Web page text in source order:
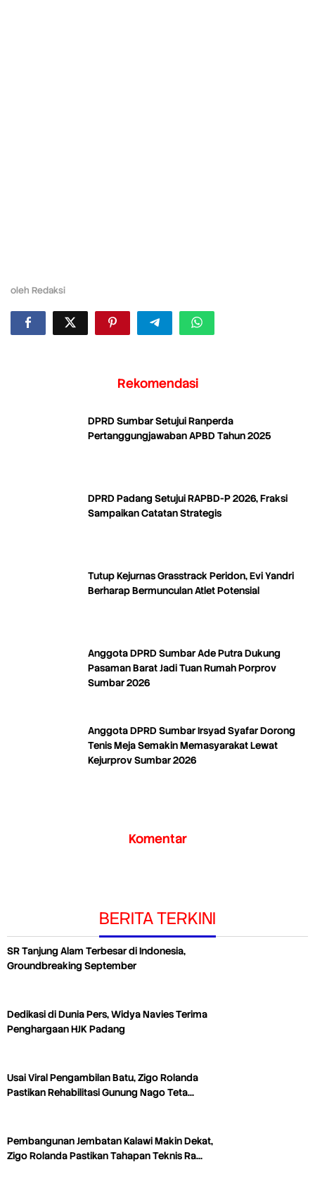
oleh Redaksi
Rekomendasi
DPRD Sumbar Setujui Ranperda
Pertanggungjawaban APBD Tahun 2025
DPRD Padang Setujui RAPBD-P 2026, Fraksi
Sampaikan Catatan Strategis
Tutup Kejurnas Grasstrack Peridon, Evi Yandri
Berharap Bermunculan Atlet Potensial
Anggota DPRD Sumbar Ade Putra Dukung
Pasaman Barat Jadi Tuan Rumah Porprov
Sumbar 2026
Anggota DPRD Sumbar Irsyad Syafar Dorong
Tenis Meja Semakin Memasyarakat Lewat
Kejurprov Sumbar 2026
Komentar
BERITA TERKINI
SR Tanjung Alam Terbesar di Indonesia,
Groundbreaking September
Dedikasi di Dunia Pers, Widya Navies Terima
Penghargaan HJK Padang
Usai Viral Pengambilan Batu, Zigo Rolanda
Pastikan Rehabilitasi Gunung Nago Teta…
Pembangunan Jembatan Kalawi Makin Dekat,
Zigo Rolanda Pastikan Tahapan Teknis Ra…